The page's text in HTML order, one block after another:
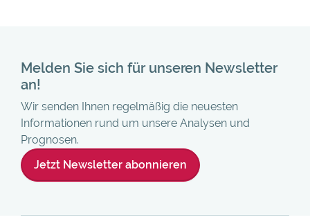
Melden Sie sich für unseren Newsletter
an!
Wir senden Ihnen regelmäßig die neuesten
Informationen rund um unsere Analysen und
Prognosen.
Jetzt Newsletter abonnieren